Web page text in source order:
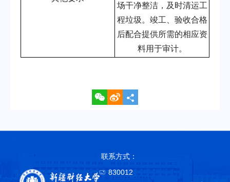
场干净整洁，及时清运工
程垃圾。竣工、验收合格
后配合提供所需的相应资
料用于审计。
联系方式：
830012